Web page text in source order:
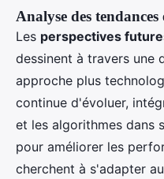
Analyse des
Les perspectives
dessinent à travers une
approche plus
continue d'évoluer,
et les algorithmes dans
pour améliorer les
cherchent à s'adapter